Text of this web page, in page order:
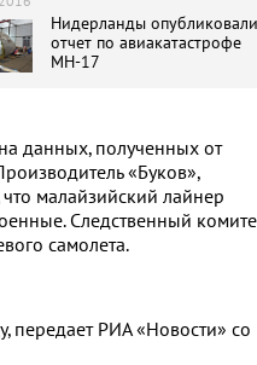
Нидерланды опубликовали
отчет по авиакатастрофе
MH-17
данных, полученных от
«Буков»,
малайзийский лайнер
Следственный
самолета.
передает РИА «Новости» со